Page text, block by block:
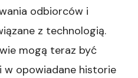
odbiorców i
z technologią.
mogą teraz być
w opowiadane historie